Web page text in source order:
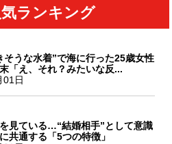
気ランキング
そうな水着”で海に行った25歳女性
「え、それ？みたいな反...
01日
見ている…“結婚相手”として意識
共通する「5つの特徴」